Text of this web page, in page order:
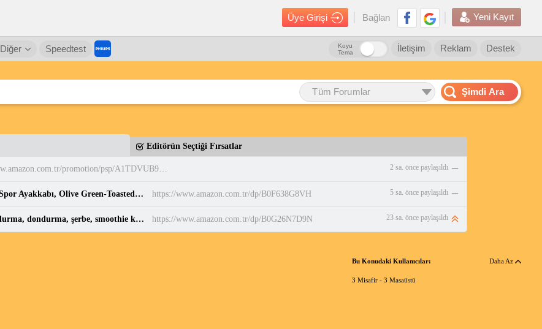
Üye Girişi Bağlan Yeni Kayıt
Diğer Speedtest Destek
Reklam
İletişim
Koyu
Tema
Tüm Forumlar Şimdi Ara
Editörün Seçtiği Fırsatlar
https://www.amazon.com.tr/promotion/psp/A1TDVUB9EQDUFY 2 sa. önce paylaşıldı
PUMA Puma Smash 3.0 Etiqueta Unisex Yetişkin Spor Ayakkabı, Olive Green-Toasted Almond, 37 : Amazon.com.tr: Moda https://www.amazon.com.tr/dp/B0F638G8VH 5 sa. önce paylaşıldı
Ninja CREAMi 7-in-1 Dondurma Makinesi | Dondurma, dondurma, şerbe, smoothie kaseleri ve smoothie için 7 program, toplam 1,4 l kapasiteli 2 kavanoz : Amazon.com.tr https://www.amazon.com.tr/dp/B0G26N7D9N 23 sa. önce paylaşıldı
Bu Konudaki Kullanıcılar: Daha Az
3 Misafir - 3 Masaüstü